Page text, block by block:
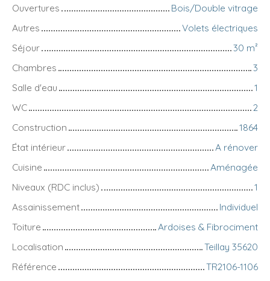
Ouvertures
Bois/Double vitrage
Autres
Volets électriques
Séjour
30 m²
Chambres
3
Salle d'eau
1
WC
2
Construction
1864
État intérieur
A rénover
Cuisine
Aménagée
Niveaux (RDC inclus)
1
Assainissement
Individuel
Toiture
Ardoises & Fibrociment
Localisation
Teillay 35620
Référence
TR2106-1106